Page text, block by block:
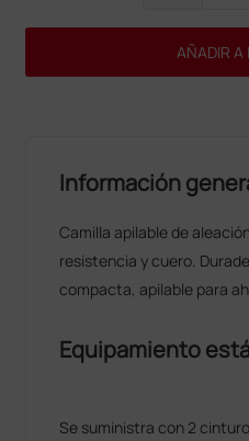
AÑADIR A
Información
Camilla apilable de
resistencia y cuero.
compacta, apilable para
Equipamiento
Se suministra con 2